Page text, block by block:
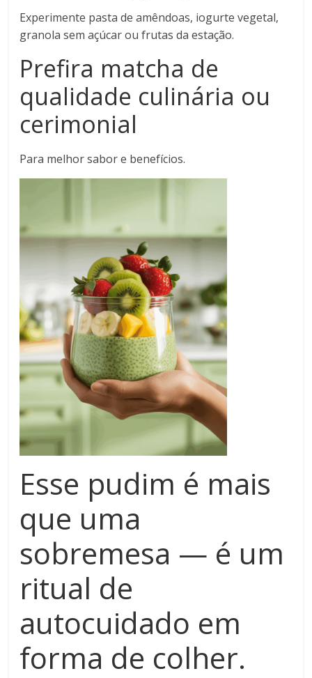
Experimente pasta de amêndoas, iogurte vegetal,
granola sem açúcar ou frutas da estação.
Prefira matcha de
qualidade culinária ou
cerimonial
Para melhor sabor e benefícios.
Esse pudim é mais
que uma
sobremesa — é um
ritual de
autocuidado em
forma de colher.